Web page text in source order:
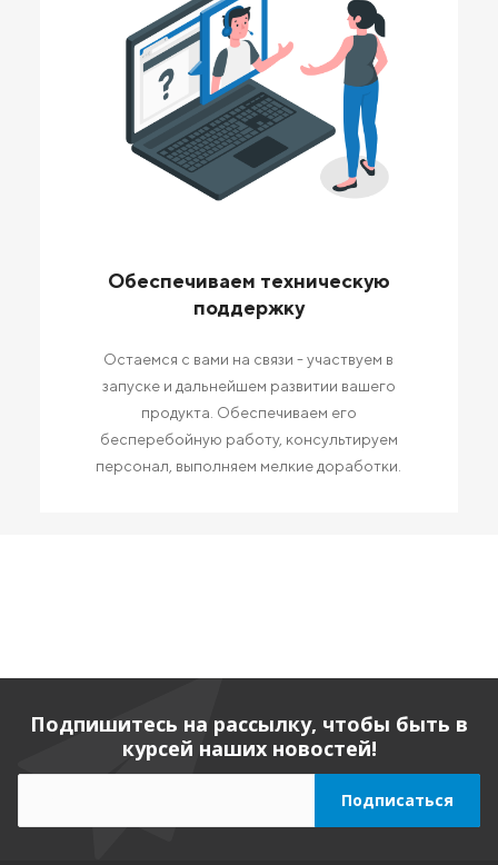
Обеспечиваем техническую
поддержку
Остаемся с вами на связи - участвуем в
запуске и дальнейшем развитии вашего
продукта. Обеспечиваем его
бесперебойную работу, консультируем
персонал, выполняем мелкие доработки.
Подпишитесь на рассылку, чтобы быть в
курсей наших новостей!